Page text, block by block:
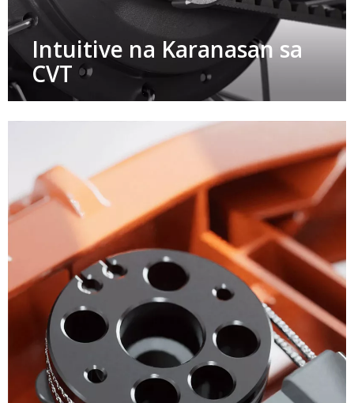
Intuitive na Karanasan sa
CVT​​​​​